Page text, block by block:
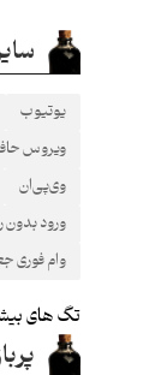
یوتیوب
ویروس
وی‌پی‌ان
ورود بدون
وام فوری
تگ های